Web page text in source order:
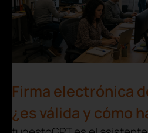
Firma electrónica
¿es válida y cómo